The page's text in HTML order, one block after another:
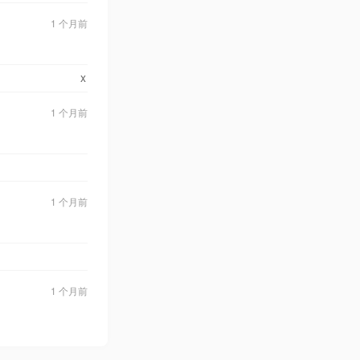
1 个月前
x
1 个月前
1 个月前
1 个月前